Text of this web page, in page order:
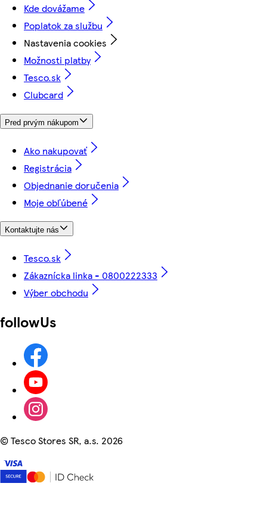
Kde dovážame
Poplatok za službu
Nastavenia cookies
Možnosti platby
Tesco.sk
Clubcard
Pred prvým nákupom
Ako nakupovať
Registrácia
Objednanie doručenia
Moje obľúbené
Kontaktujte nás
Tesco.sk
Zákaznícka linka - 0800222333
Výber obchodu
followUs
©Tesco Stores SR, a.s. 2026